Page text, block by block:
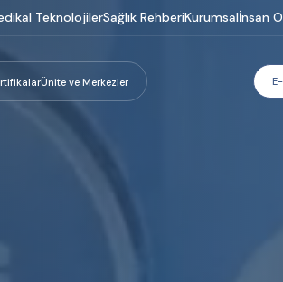
TeknolojilerSağlık RehberiKurumsalİnsan
Ünite ve Merkezler